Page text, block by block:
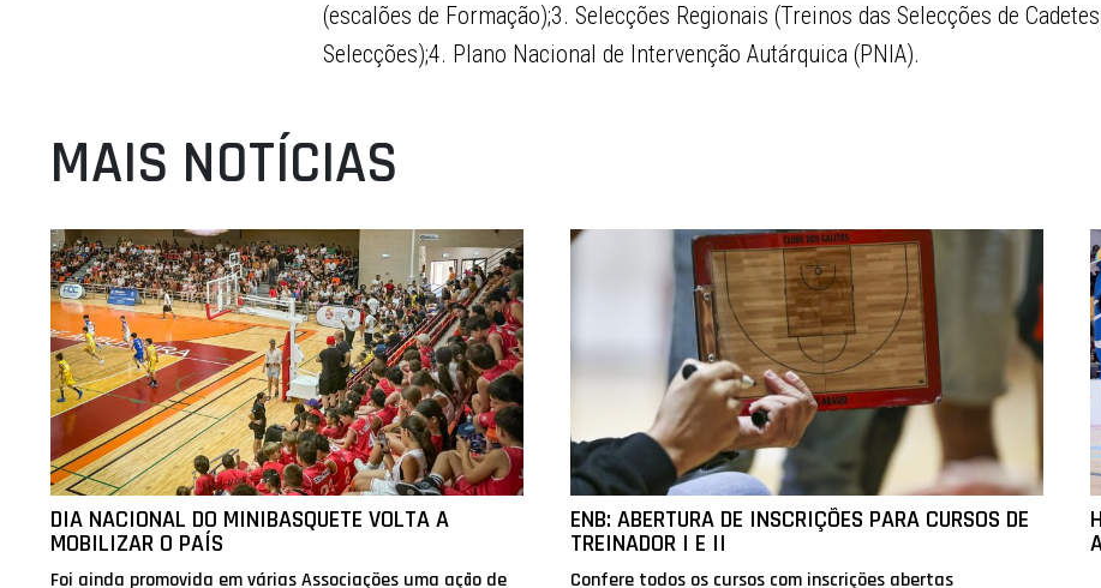
(escalões de Formação);3. Selecções Regionais (Treinos das Selecções de
Selecções);4. Plano Nacional de Intervenção Autárquica (PNIA).
MAIS NOTÍCIAS
DIA NACIONAL DO MINIBASQUETE VOLTA A
MOBILIZAR O PAÍS
Foi ainda promovida em várias Associações uma ação de
ENB: ABERTURA DE INSCRIÇÕES PARA CURSOS DE
TREINADOR I E II
Confere todos os cursos com inscrições abertas